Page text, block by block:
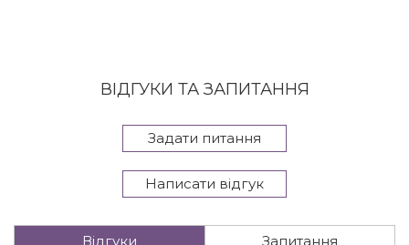
ВІДГУКИ ТА ЗАПИТАННЯ
Задати питання
Написати відгук
Відгуки Запитання